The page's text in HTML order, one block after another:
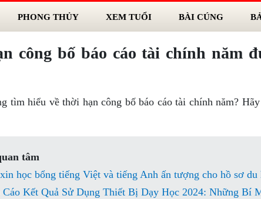
PHONG THỦY XEM TUỔI BÀI CÚNG
công bố báo cáo tài chính năm
tìm hiểu về thời hạn công bố báo cáo tài chính năm?
tâm
học bổng tiếng Việt và tiếng Anh ấn tượng cho hồ sơ du
Cáo Kết Quả Sử Dụng Thiết Bị Dạy Học 2024: Những Bí